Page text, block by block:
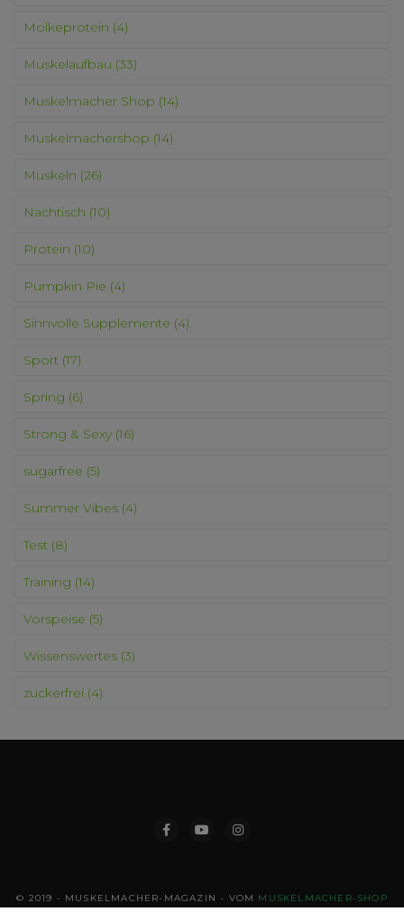
Molkeprotein (4)
Muskelaufbau (33)
Muskelmacher Shop (14)
Muskelmachershop (14)
Muskeln (26)
Nachtisch (10)
Protein (10)
Pumpkin Pie (4)
Sinnvolle Supplemente (4)
Sport (17)
Spring (6)
Strong & Sexy (16)
sugarfree (5)
Summer Vibes (4)
Test (8)
Training (14)
Vorspeise (5)
Wissenswertes (3)
zuckerfrei (4)
© 2019 - MUSKELMACHER-MAGAZIN - VOM MUSKELMACHER-SHOP